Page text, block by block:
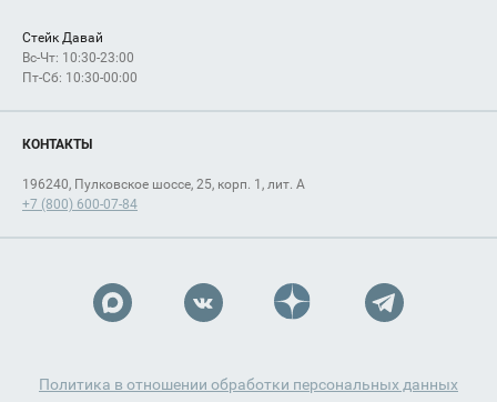
Стейк Давай
Вс-Чт: 10:30-23:00
Пт-Сб: 10:30-00:00
КОНТАКТЫ
196240, Пулковское шоссе, 25, корп. 1, лит. А
+7 (800) 600-07-84
Политика в отношении обработки персональных данных